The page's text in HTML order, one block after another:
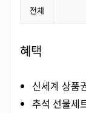
전체
혜택
신세계 상품
추석 선물세